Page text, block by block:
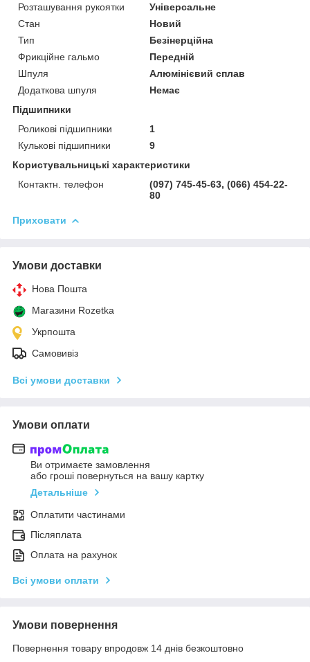
Розташування рукоятки
Універсальне
Стан
Новий
Тип
Безінерційна
Фрикційне гальмо
Передній
Шпуля
Алюмінієвий сплав
Додаткова шпуля
Немає
Підшипники
Роликові підшипники
1
Кулькові підшипники
9
Користувальницькі характеристики
Контактн. телефон
(097) 745-45-63, (066) 454-22-
80
Приховати
Умови доставки
Нова Пошта
Магазини Rozetka
Укрпошта
Самовивіз
Всі умови доставки
Умови оплати
Ви отримаєте замовлення
або гроші повернуться на вашу картку
Детальніше
Оплатити частинами
Післяплата
Оплата на рахунок
Всі умови оплати
Умови повернення
Повернення товару впродовж 14 днів безкоштовно